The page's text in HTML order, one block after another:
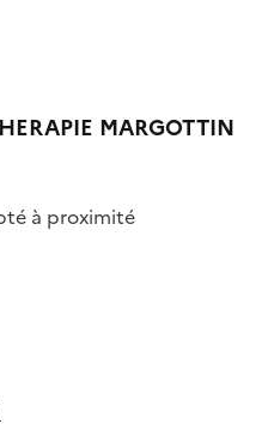
MARGOTTIN
à proximité